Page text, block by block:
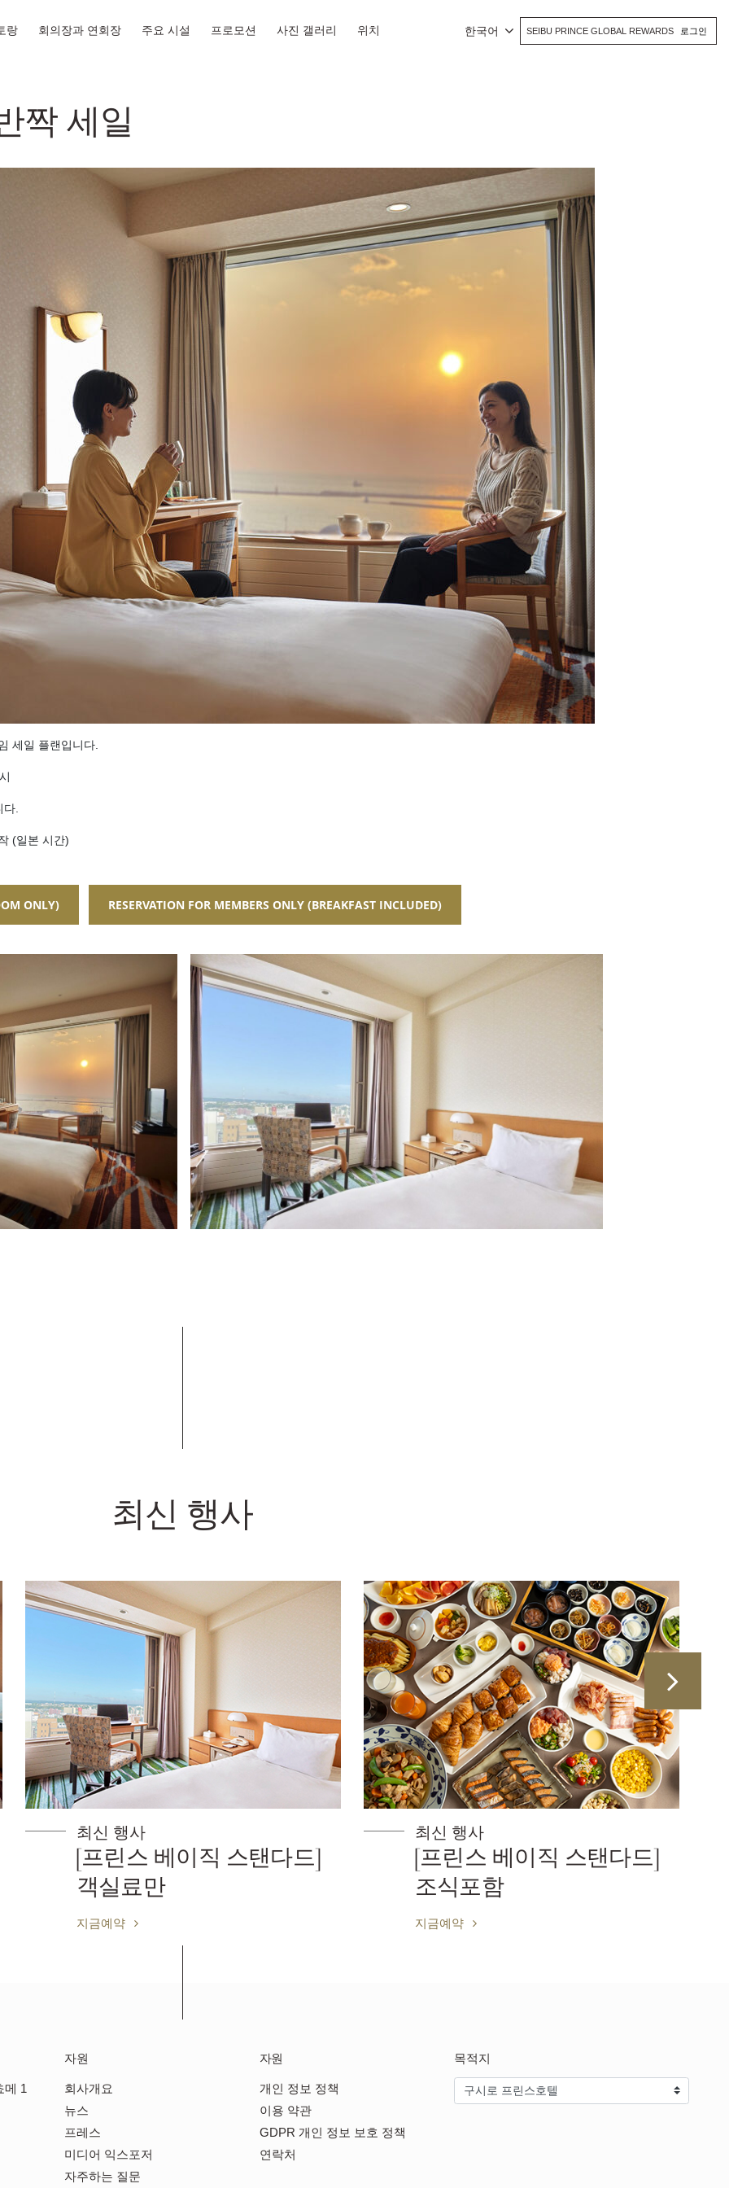
랑 회의장과 연회장 주요 시설 프로모션 사진 갤러리 위치 한국어 SEIBU PRINCE GLOBAL REWARDS 로그인
짝 세일
세일 플랜입니다.
.
(일본 시간)
ONLY) RESERVATION FOR MEMBERS ONLY (BREAKFAST INCLUDED)
최신 행사
[프린스 베이직 스탠다드]
［회원 한정] 둘이서
메 1
자원
회사개요
뉴스
프레스
미디어 익스포저
자주하는 질문
자원
개인 정보 정책
이용 약관
GDPR 개인 정보 보호 정책
연락처
목적지